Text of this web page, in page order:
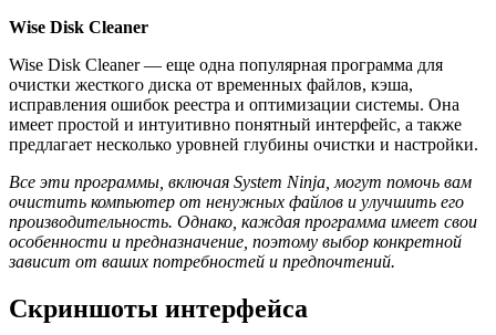
Wise Disk Cleaner
Wise Disk Cleaner — еще одна популярная программа для
очистки жесткого диска от временных файлов, кэша,
исправления ошибок реестра и оптимизации системы. Она
имеет простой и интуитивно понятный интерфейс, а также
предлагает несколько уровней глубины очистки и настройки.
Все эти программы, включая System Ninja, могут помочь вам
очистить компьютер от ненужных файлов и улучшить его
производительность. Однако, каждая программа имеет свои
особенности и предназначение, поэтому выбор конкретной
зависит от ваших потребностей и предпочтений.
Скриншоты интерфейса